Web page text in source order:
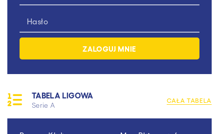
TABELA LIGOWA
Serie A
CAŁA TABELA